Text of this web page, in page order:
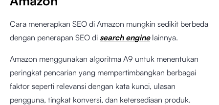
Cara menerapkan SEO di Amazon mungkin sedikit berbeda
dengan penerapan SEO di search enginelainnya.
Amazon menggunakan algoritma A9 untuk menentukan
peringkat pencarian yang mempertimbangkan berbagai
faktor seperti relevansi dengan kata kunci, ulasan
pengguna, tingkat konversi, dan ketersediaan produk.